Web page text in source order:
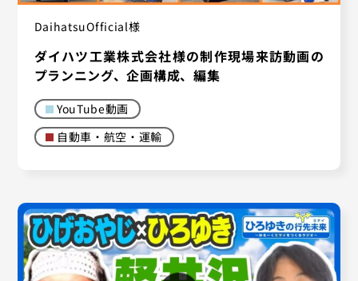
DaihatsuOfficial様
ダイハツ工業株式会社様の制作現場来訪動画の
プランニング、企画構成、編集
YouTube動画
自動車・航空・運輸